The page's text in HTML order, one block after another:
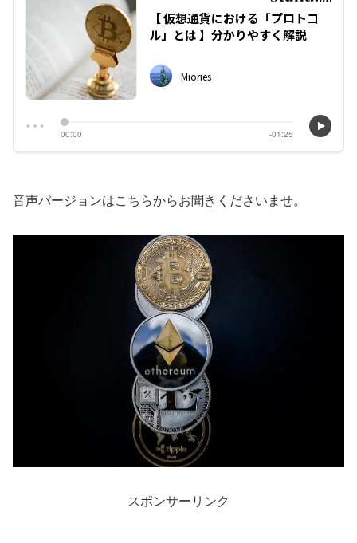
音声バージョンはこちらからお聞きくださいませ。
スポンサーリンク